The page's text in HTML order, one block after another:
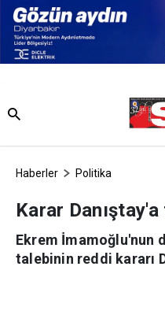
Haberler Politika
Karar Danıştay'a
Ekrem İmamoğlu'nun
talebinin reddi kararı